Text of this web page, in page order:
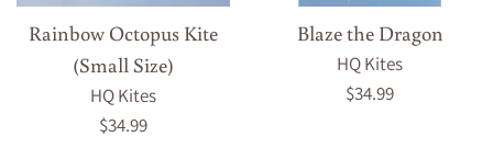
Rainbow Octopus Kite
(Small Size)
HQ Kites
Prix
$34.99
Blaze the Dragon
HQ Kites
Prix
$34.99